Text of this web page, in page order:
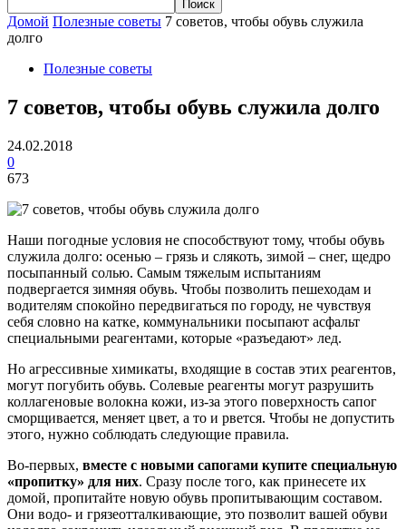
Домой Полезные советы 7 советов, чтобы обувь служила
долго
Полезные советы
7 советов, чтобы обувь служила долго
24.02.2018
0
673
Наши погодные условия не способствуют тому, чтобы обувь
служила долго: осенью – грязь и слякоть, зимой – снег, щедро
посыпанный солью. Самым тяжелым испытаниям
подвергается зимняя обувь. Чтобы позволить пешеходам и
водителям спокойно передвигаться по городу, не чувствуя
себя словно на катке, коммунальники посыпают асфальт
специальными реагентами, которые «разъедают» лед.
Но агрессивные химикаты, входящие в состав этих реагентов,
могут погубить обувь. Солевые реагенты могут разрушить
коллагеновые волокна кожи, из-за этого поверхность сапог
сморщивается, меняет цвет, а то и рвется. Чтобы не допустить
этого, нужно соблюдать следующие правила.
Во-первых, вместе с новыми сапогами купите специальную
«пропитку» для них. Сразу после того, как принесете их
домой, пропитайте новую обувь пропитывающим составом.
Они водо- и грязеотталкивающие, это позволит вашей обуви